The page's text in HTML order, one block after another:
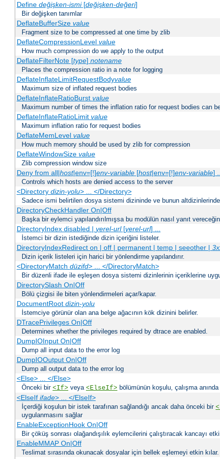
Define değişken-ismi[değişken-değeri]
Bir değişken tanımlar
DeflateBufferSize value
Fragment size to be compressed at one time by zlib
DeflateCompressionLevel value
How much compression do we apply to the output
DeflateFilterNote [type] notename
Places the compression ratio in a note for logging
DeflateInflateLimitRequestBodyvalue
Maximum size of inflated request bodies
DeflateInflateRatioBurst value
Maximum number of times the inflation ratio for request bodies can
DeflateInflateRatioLimit value
Maximum inflation ratio for request bodies
DeflateMemLevel value
How much memory should be used by zlib for compression
DeflateWindowSize value
Zlib compression window size
Deny from all|host|env=[!]env-variable[host|env=[!]env-variable]
Controls which hosts are denied access to the server
<Directory dizin-yolu> ... </Directory>
Sadece ismi belirtilen dosya sistemi dizininde ve bunun
DirectoryCheckHandler On|Off
Başka bir eylemci yapılandırılmışsa bu modülün nasıl yanıt
DirectoryIndex disabled | yerel-url[yerel-url] ...
İstemci bir dizin istediğinde dizin içeriğini listeler.
DirectoryIndexRedirect on | off | permanent | temp | seeother |
Dizin içerik listeleri için harici bir yönlendirme yapılandırır.
<DirectoryMatch düzifd> ... </DirectoryMatch>
Bir düzenli ifade ile eşleşen dosya sistemi dizinlerinin içeriklerine
DirectorySlash On|Off
Bölü çizgisi ile biten yönlendirmeleri açar/kapar.
DocumentRoot dizin-yolu
İstemciye görünür olan ana belge ağacının kök dizinini belirler.
DTracePrivileges On|Off
Determines whether the privileges required by dtrace are enabled.
DumpIOInput On|Off
Dump all input data to the error log
DumpIOOutput On|Off
Dump all output data to the error log
<Else> ... </Else>
Önceki bir <If> veya <ElseIf> bölümünün koşulu, çalışma
<ElseIf ifade> ... </ElseIf>
İçerdiği koşulun bir istek tarafınan sağlandığı ancak daha önceki bir
uygulanmasını sağlar
EnableExceptionHook On|Off
Bir çöküş sonrası olağandışılık eylemcilerini çalıştıracak kancayı
EnableMMAP On|Off
Teslimat sırasında okunacak dosyalar için bellek eşlemeyi etkin kılar.